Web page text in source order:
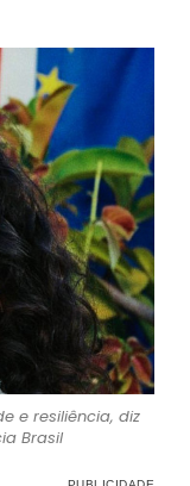
e resiliência, diz
Brasil